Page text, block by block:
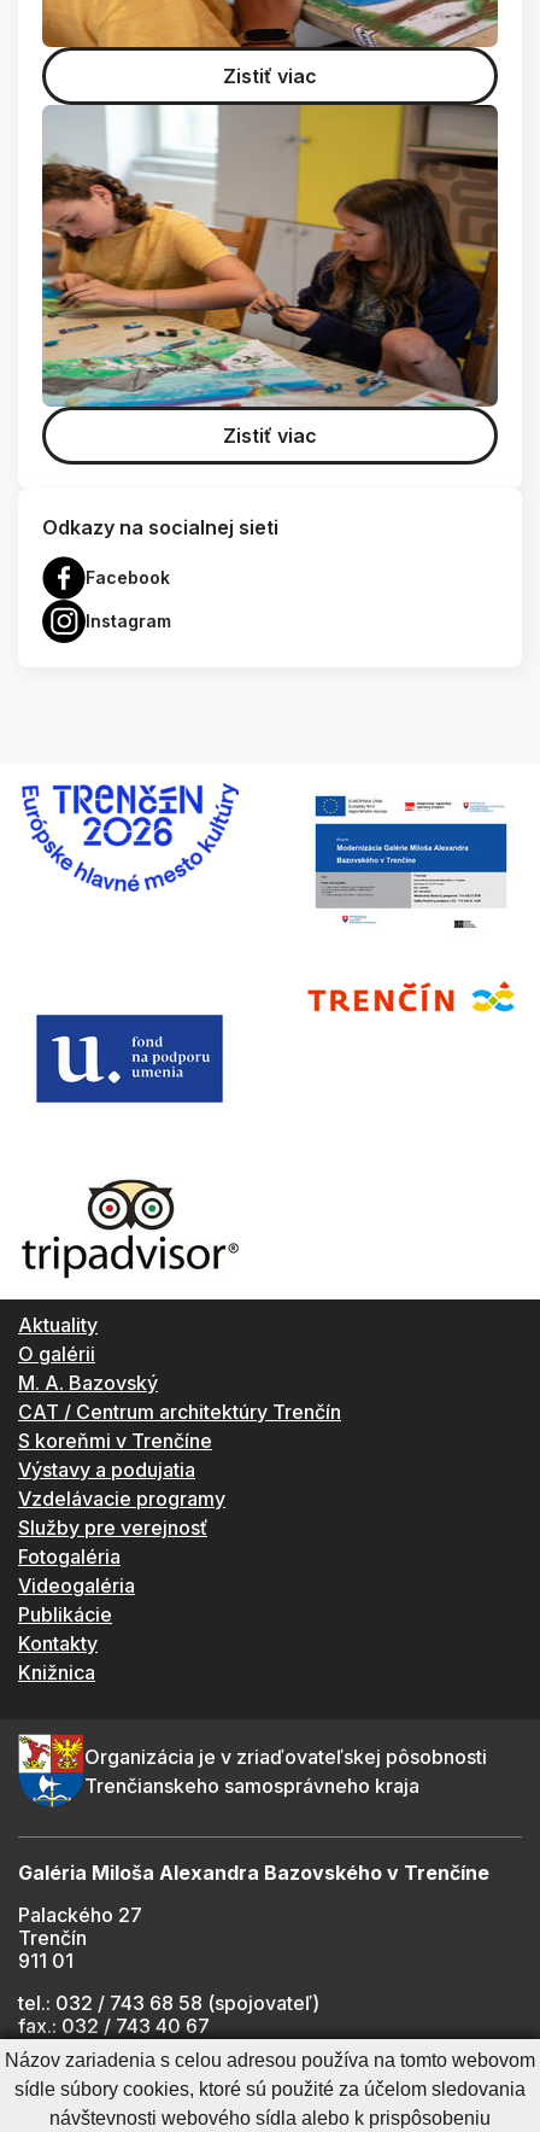
Zistiť viac
Zistiť viac
Odkazy na socialnej sieti
Facebook
Instagram
Aktuality
O galérii
M. A. Bazovský
CAT / Centrum architektúry Trenčín
S koreňmi v Trenčíne
Výstavy a podujatia
Vzdelávacie programy
Služby pre verejnosť
Fotogaléria
Videogaléria
Publikácie
Kontakty
Knižnica
Organizácia je v zriaďovateľskej pôsobnosti
Trenčianskeho samosprávneho kraja
Galéria Miloša Alexandra Bazovského v Trenčíne
Palackého 27
Trenčín
911 01
tel.: 032 / 743 68 58 (spojovateľ)
fax.: 032 / 743 40 67
e-mail:
info@gmab.sk
Cookies nastavenie Ochrana osobných údajov
Názov zariadenia s celou adresou používa na tomto webovom
sídle súbory cookies, ktoré sú použité za účelom sledovania
návštevnosti webového sídla alebo k prispôsobeniu